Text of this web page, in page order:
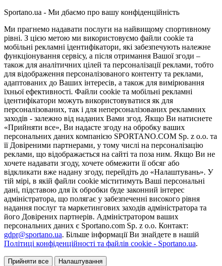
Sportano.ua - Ми дбаємо про вашу конфіденційність
Ми прагнемо надавати послуги на найвищому спортивному
рівні. З цією метою ми використовуємо файли cookie та
мобільні рекламні ідентифікатори, які забезпечують належне
функціонування сервісу, а після отримання Вашої згоди –
також для аналітичних цілей та персоналізації реклами, тобто
для відображення персоналізованого контенту та реклами,
адаптованих до Ваших інтересів, а також для вимірювання
їхньої ефективності. Файли cookie та мобільні рекламні
ідентифікатори можуть використовуватися як для
персоналізованих, так і для неперсоналізованих рекламних
заходів - залежно від наданих Вами згод. Якщо Ви натиснете
«Прийняти все», Ви надасте згоду на обробку ваших
персональних даних компанією SPORTANO.COM Sp. z o.o. та
її Довіреними партнерами, у тому числі на персоналізацію
реклами, що відображається на сайті та поза ним. Якщо Ви не
хочете надавати згоду, хочете обмежити її обсяг або
відкликати вже надану згоду, перейдіть до «Налаштувань». У
тій мірі, в якій файли cookie міститимуть Ваші персональні
дані, підставою для їх обробки буде законний інтерес
адміністратора, що полягає у забезпеченні високого рівня
надання послуг та маркетингових заходів адміністратора та
його Довірених партнерів. Адміністратором ваших
персональних даних є Sportano.com Sp. z o.o. Контакт:
gdpr@sportano.ua. Більше інформації Ви знайдете в нашій
Політиці конфіденційності та файлів cookie - Sportano.ua.
Прийняти все Налаштування